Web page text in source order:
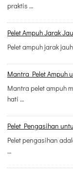
praktis …
Pelet Ampuh Jarak
Pelet ampuh jarak
Mantra Pelet Ampuh
Mantra pelet ampuh
hati …
Pelet Pengasihan
Pelet pengasihan
…